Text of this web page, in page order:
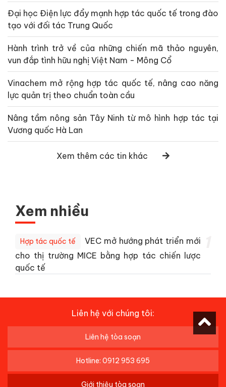
Đại học Điện lực đẩy mạnh hợp tác quốc tế trong đào
tạo với đối tác Trung Quốc
Hành trình trở về của những chiến mã thảo nguyên,
vun đắp tình hữu nghị Việt Nam - Mông Cổ
Vinachem mở rộng hợp tác quốc tế, nâng cao năng
lực quản trị theo chuẩn toàn cầu
Nâng tầm nông sản Tây Ninh từ mô hình hợp tác tại
Vương quốc Hà Lan
Xem thêm các tin khác
Xem nhiều
Hợp tác quốc tế
VEC mở hướng phát triển mới
cho thị trường MICE bằng hợp tác chiến lược
quốc tế
Liên hệ với chúng tôi:
Liên hệ tòa soạn
Hotline: 0912 953 695
Giới thiệu tòa soạn